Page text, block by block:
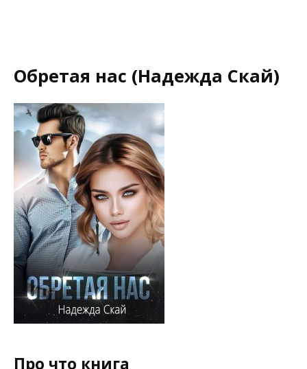
Обретая нас (Надежда Скай)
Про что книга